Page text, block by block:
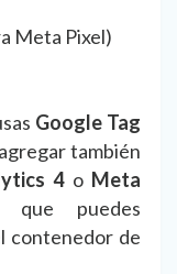
Meta Pixel)
Google Tag
también
4o Meta
que puedes
contenedor de